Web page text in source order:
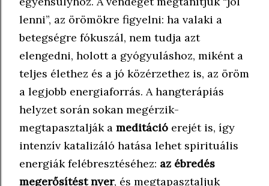
lenni”, az örömökre figyelni: ha valaki a
betegségre fókuszál, nem tudja azt
elengedni, holott a gyógyuláshoz, miként a
teljes élethez és a jó közérzethez is, az öröm
a legjobb energiaforrás. A hangterápiás
helyzet során sokan megérzik-
megtapasztalják a meditáció erejét is, így
intenzív katalizáló hatása lehet spirituális
energiák felébresztéséhez: az ébredés
megerősítést nyer, és megtapasztaljuk